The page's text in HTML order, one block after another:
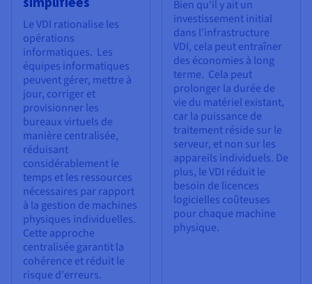
Le VDI rationalise les
opérations
informatiques. Les
équipes informatiques
peuvent gérer, mettre à
jour, corriger et
provisionner les
bureaux virtuels de
manière centralisée,
réduisant
considérablement le
temps et les ressources
nécessaires par rapport
à la gestion de machines
physiques individuelles.
Cette approche
centralisée garantit la
cohérence et réduit le
risque d'erreurs.
Bien qu'il y ait un
investissement initial
dans l'infrastructure
VDI, cela peut entraîner
des économies à long
terme. Cela peut
prolonger la durée de
vie du matériel existant,
car la puissance de
traitement réside sur le
serveur, et non sur les
appareils individuels. De
plus, le VDI réduit le
besoin de licences
logicielles coûteuses
pour chaque machine
physique.